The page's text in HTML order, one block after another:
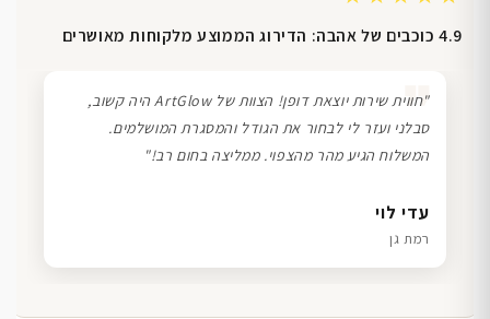
4.9 כוכבים של אהבה: הדירוג הממוצע מלקוחות מאושרים
שרון כהן
תל אביב
❞
"חווית שירות יוצאת דופן! הצוות של ArtGlow היה קשוב,
סבלני ועזר לי לבחור את הגודל והמסגרת המושלמים.
המשלוח הגיע מהר מהצפוי. ממליצה בחום רב!"
עדי לוי
רמת גן
דנה גל
חיפה
ליאת ויוסי מ.
הוד השרון